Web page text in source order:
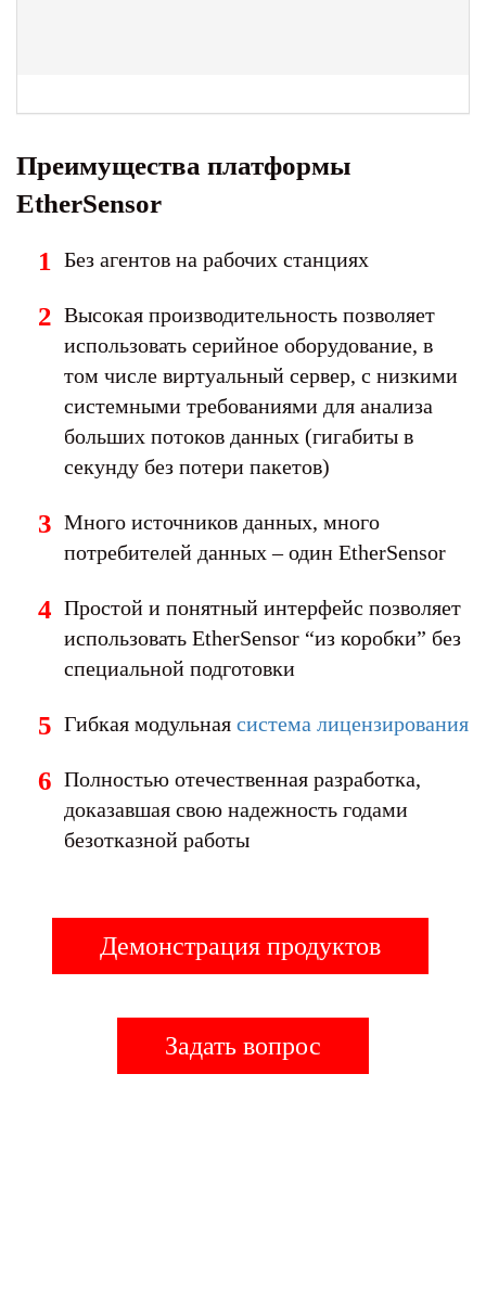
Преимущества платформы
EtherSensor
Без агентов на рабочих станциях
Высокая производительность позволяет
использовать серийное оборудование, в
том числе виртуальный сервер, с низкими
системными требованиями для анализа
больших потоков данных (гигабиты в
секунду без потери пакетов)
Много источников данных, много
потребителей данных – один EtherSensor
Простой и понятный интерфейс позволяет
использовать EtherSensor “из коробки” без
специальной подготовки
Гибкая модульная система лицензирования
Полностью отечественная разработка,
доказавшая свою надежность годами
безотказной работы
Демонстрация продуктов
Задать вопрос